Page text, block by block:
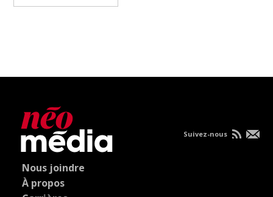
Nous joindre
À propos
Suivez-nous